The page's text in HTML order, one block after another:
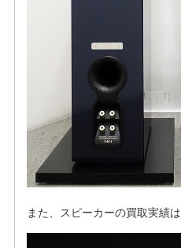
また、スピーカーの買取実績は